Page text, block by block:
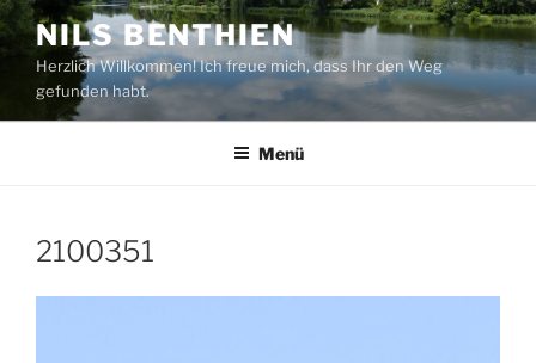
Zum
Inhalt
springen
NILS BENTHIEN
Herzlich Willkommen! Ich freue mich, dass Ihr den Weg
gefunden habt.
Menü
2100351